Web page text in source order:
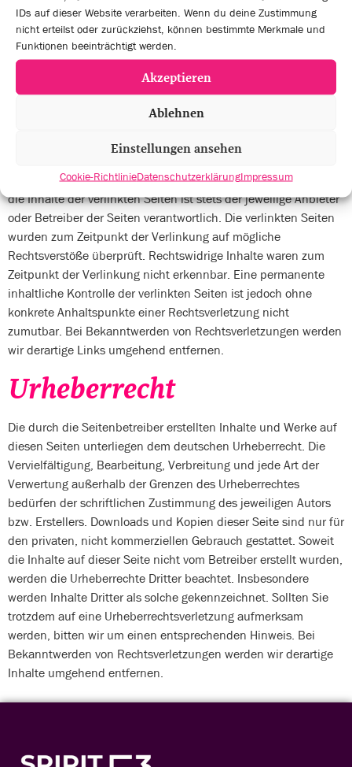
IDs auf dieser Website verarbeiten. Wenn du deine Zustimmung
nicht erteilst oder zurückziehst, können bestimmte Merkmale und
Funktionen beeinträchtigt werden.
Akzeptieren
Ablehnen
Einstellungen ansehen
Cookie-RichtlinieDatenschutzerklärungImpressum
jedoch erst ab dem Zeitpunkt der Kenntnis einer konkreten
Rechtsverletzung möglich. Bei Bekanntwerden von
entsprechenden Rechtsverletzungen werden wir diese Inhalte
umgehend entfernen.
Haftung für Links
Unser Angebot enthält Links zu externen Webseiten Dritter, auf
deren Inhalte wir keinen Einfluss haben. Deshalb können wir
für diese fremden Inhalte auch keine Gewähr übernehmen. Für
die Inhalte der verlinkten Seiten ist stets der jeweilige Anbieter
oder Betreiber der Seiten verantwortlich. Die verlinkten Seiten
wurden zum Zeitpunkt der Verlinkung auf mögliche
Rechtsverstöße überprüft. Rechtswidrige Inhalte waren zum
Zeitpunkt der Verlinkung nicht erkennbar. Eine permanente
inhaltliche Kontrolle der verlinkten Seiten ist jedoch ohne
konkrete Anhaltspunkte einer Rechtsverletzung nicht
zumutbar. Bei Bekanntwerden von Rechtsverletzungen werden
wir derartige Links umgehend entfernen.
Urheberrecht
Die durch die Seitenbetreiber erstellten Inhalte und Werke auf
diesen Seiten unterliegen dem deutschen Urheberrecht. Die
Vervielfältigung, Bearbeitung, Verbreitung und jede Art der
Verwertung außerhalb der Grenzen des Urheberrechtes
bedürfen der schriftlichen Zustimmung des jeweiligen Autors
bzw. Erstellers. Downloads und Kopien dieser Seite sind nur für
den privaten, nicht kommerziellen Gebrauch gestattet. Soweit
die Inhalte auf dieser Seite nicht vom Betreiber erstellt wurden,
werden die Urheberrechte Dritter beachtet. Insbesondere
werden Inhalte Dritter als solche gekennzeichnet. Sollten Sie
trotzdem auf eine Urheberrechtsverletzung aufmerksam
werden, bitten wir um einen entsprechenden Hinweis. Bei
Bekanntwerden von Rechtsverletzungen werden wir derartige
Inhalte umgehend entfernen.